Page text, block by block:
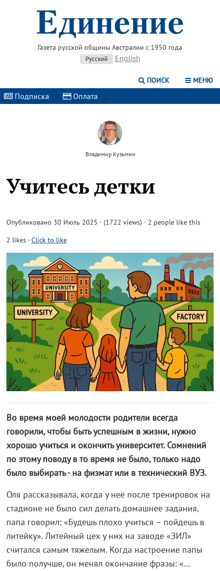
Газета русской общины Австралии с 1950 года
Русский English
ПОИСК МЕНЮ
Подписка | Оплата |
Владимир Кузьмин
Учитесь детки
Опубликовано 30 Июль 2025 · (1722 views) · 2 people like this
2 likes-Click to like
Во время моей молодости родители всегда
говорили, чтобы быть успешным в жизни, нужно
хорошо учиться и окончить университет. Сомнений
по этому поводу в то время не было, только надо
было выбирать - на физмат или в технический ВУЗ.
Оля рассказывала, когда у неё после тренировок на
стадионе не было сил делать домашнее задания,
папа говорил: «Будешь плохо учиться – пойдешь в
литейку». Литейный цех у них на заводе «ЗИЛ»
считался самым тяжелым. Когда настроение папы
было получше, он менял окончание фразы: «…